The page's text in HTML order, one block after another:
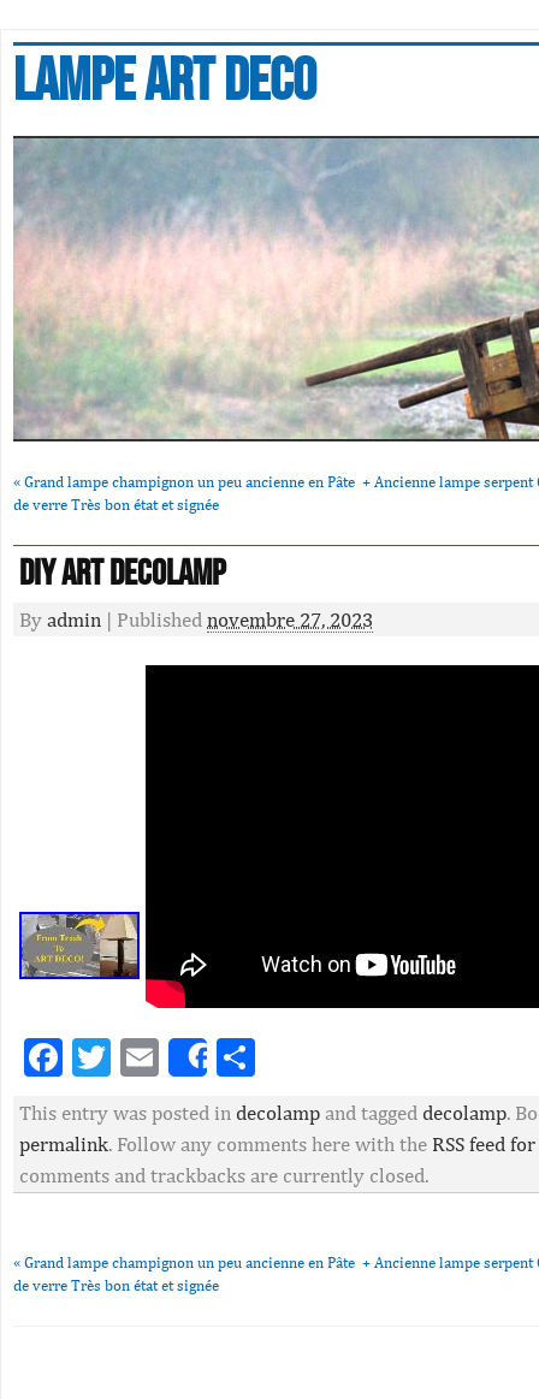
Lampe art deco
« Grand lampe champignon un peu ancienne en Pâte
de verre Très bon état et signée
+ Ancienne lampe serpent
Diy Art Decolamp
By admin | Published novembre 27, 2023
Facebook
Twitter
EmailShare
This entry was posted in decolamp and tagged decolamp.
permalink. Follow any comments here with the RSS feed
comments and trackbacks are currently closed.
« Grand lampe champignon un peu ancienne en Pâte
de verre Très bon état et signée
+ Ancienne lampe serpent